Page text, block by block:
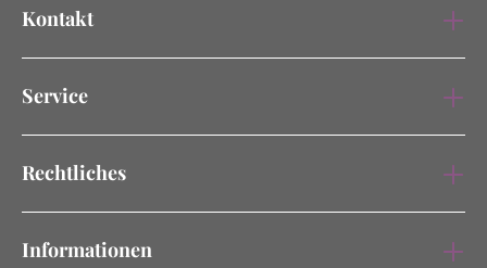
Kontakt
Service
Rechtliches
Informationen